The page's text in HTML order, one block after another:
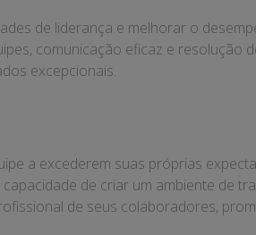
de liderança e melhorar o
comunicação eficaz e resolução
excepcionais.
a excederem suas próprias
de criar um ambiente de
de seus colaboradores,